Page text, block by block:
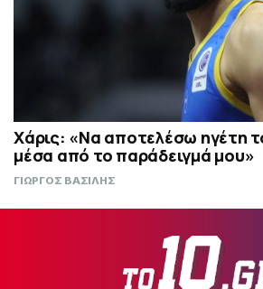
Χάρις: «Να αποτελέσω ηγέτη
μέσα από το παράδειγμά μου»
ΓΙΩΡΓΟΣ ΒΑΣΙΛΗΣ